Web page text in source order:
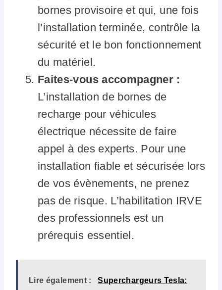
bornes provisoire et qui, une fois
l’installation terminée, contrôle la
sécurité et le bon fonctionnement
du matériel.
Faites-vous accompagner :
L’installation de bornes de
recharge pour véhicules
électrique nécessite de faire
appel à des experts. Pour une
installation fiable et sécurisée lors
de vos évènements, ne prenez
pas de risque. L’habilitation IRVE
des professionnels est un
prérequis essentiel.
Lire également : Superchargeurs Tesla: